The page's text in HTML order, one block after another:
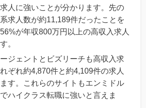
人に強いことが分かります。先の
求人数が約11,189件だったことを
が年収800万円以上の高収入求人
。
ジェントとビズリーチも高収入求
ぞれ約4,870件と約4,109件の求人
す。これらのサイトもエンミドル
ハイクラス転職に強いと言えま